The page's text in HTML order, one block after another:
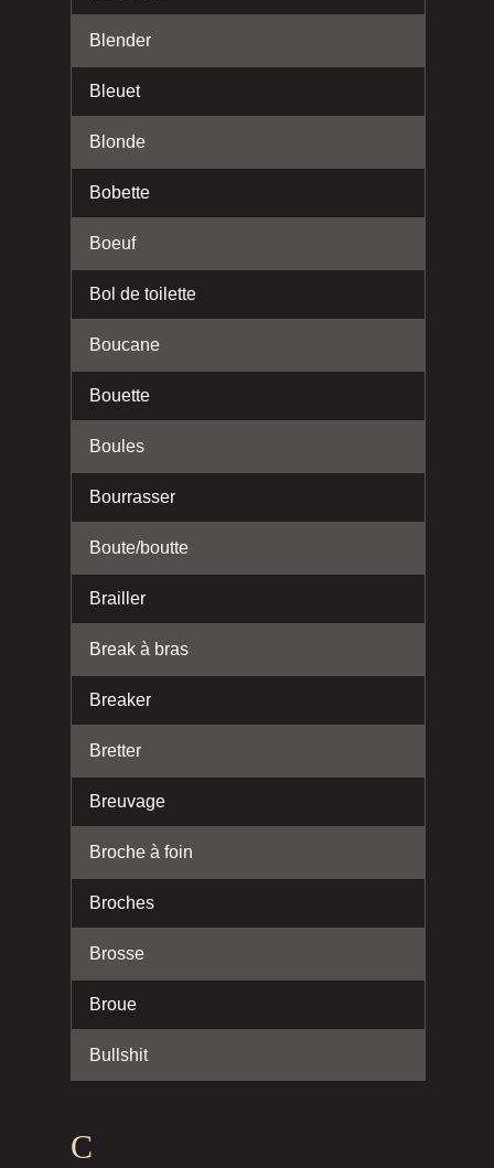
Blender
Bleuet
Blonde
Bobette
Boeuf
Bol de toilette
Boucane
Bouette
Boules
Bourrasser
Boute/boutte
Brailler
Break à bras
Breaker
Bretter
Breuvage
Broche à foin
Broches
Brosse
Broue
Bullshit
C